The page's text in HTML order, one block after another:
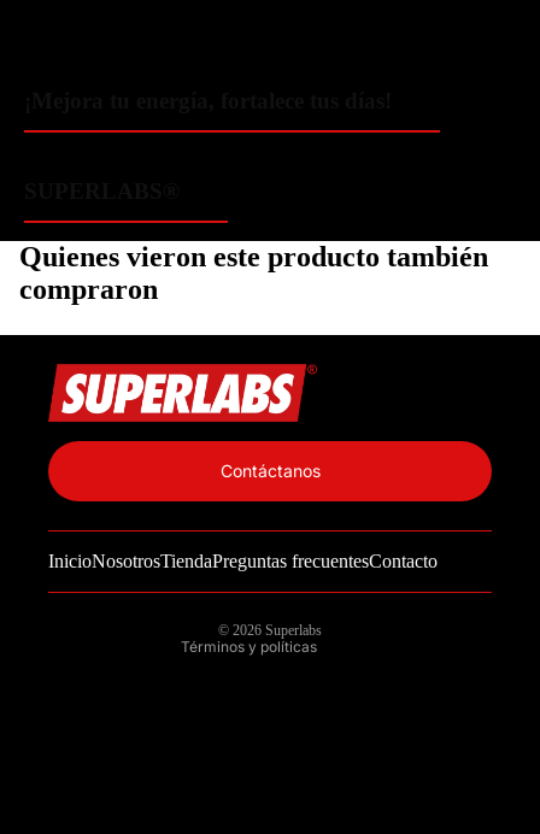
Quienes vieron este producto también
compraron
InicioNosotrosTiendaPreguntas frecuentesContacto
Contáctanos
© 2026 Superlabs
Términos y políticas
Información de contacto
Política de reembolso
Términos del servicio
Política de envío